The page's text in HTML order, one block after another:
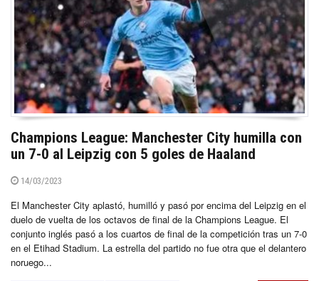
Champions League: Manchester City humilla con
un 7-0 al Leipzig con 5 goles de Haaland
14/03/2023
El Manchester City aplastó, humilló y pasó por encima del Leipzig en el
duelo de vuelta de los octavos de final de la Champions League. El
conjunto inglés pasó a los cuartos de final de la competición tras un 7-0
en el Etihad Stadium. La estrella del partido no fue otra que el delantero
noruego...